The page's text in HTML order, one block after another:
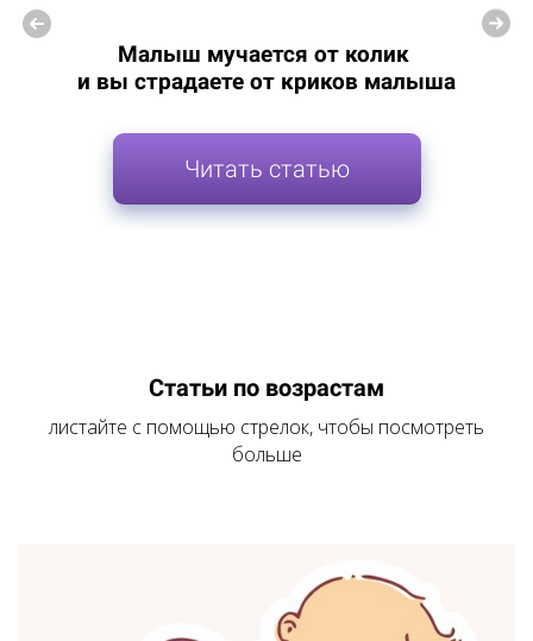
Малыш мучается от колик
и вы страдаете от криков малыша
Читать статью
Статьи по возрастам
листайте с помощью стрелок, чтобы посмотреть
больше